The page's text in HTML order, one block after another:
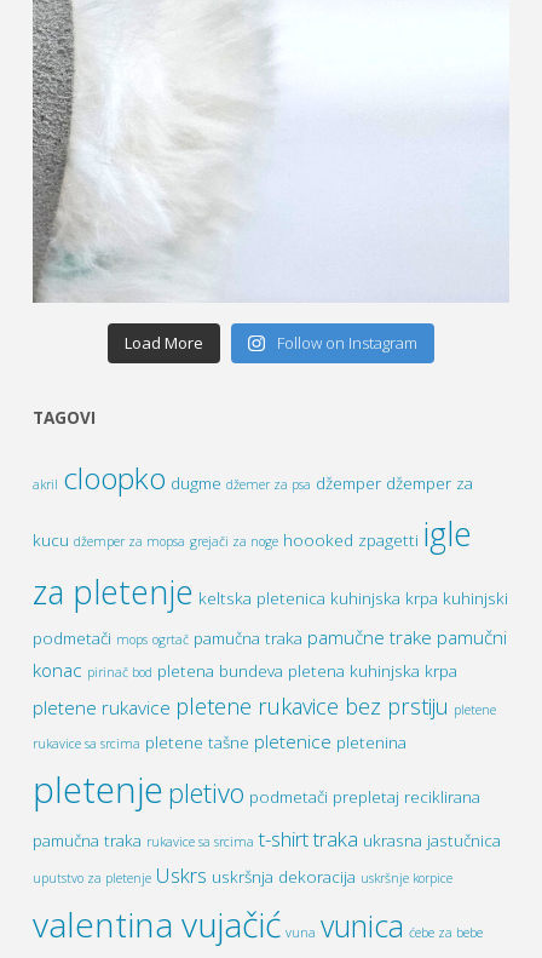
Load More Follow on Instagram
TAGOVI
akril cloopko dugme džemer za psa džemper džemper za
kucu džemper za mopsa grejači za noge hoooked zpagetti igle
za pletenje keltska pletenica kuhinjska krpa kuhinjski
podmetači mops ogrtač pamučna traka pamučne trake pamučni
konac pirinač bod pletena bundeva pletena kuhinjska krpa
pletene rukavice pletene rukavice bez prstiju pletene
rukavice sa srcima pletene tašne pletenice pletenina
pletenje pletivo podmetači prepletaj reciklirana
pamučna traka rukavice sa srcima t-shirt traka ukrasna jastučnica
uputstvo za pletenje Uskrs uskršnja dekoracija uskršnje korpice
valentina vujačić vuna vunica ćebe za bebe